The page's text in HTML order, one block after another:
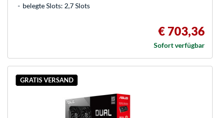
belegte Slots: 2,7 Slots
€ 703,36
Sofort verfügbar
GRATIS VERSAND